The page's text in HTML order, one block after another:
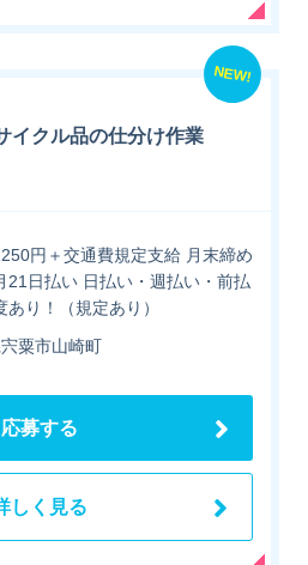
NEW!
イクル品の仕分け作業
円＋交通費規定支給 月末締め
21日払い 日払い・週払い・前払
あり！（規定あり）
粟市山崎町
応募する
しく見る